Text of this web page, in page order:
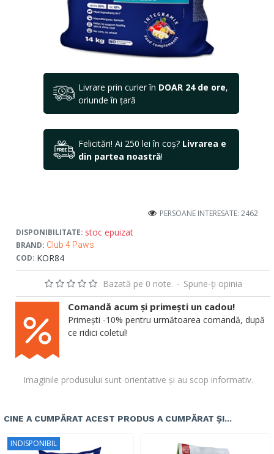
Livrare prin curier în DOAR 24 de ore,
oriunde în țară
Felicitări! Ai 250 lei în coș? Livrarea e
din partea noastră!
DISPONIBILITATE: stoc epuizat
BRAND: Club 4 Paws
COD: KOR84
PERSOANE INTERESATE: 2462
Bazată pe 0 note. - Spune-ţi opinia
Imaginile produsului sunt orientative și au scop informativ.
Comandă acum și primești un cadou!
Primești -10% pentru următoarea comandă, după
ce ridici coletul!
CINE A CUMPĂRAT ACEST PRODUS A CUMPĂRAT ȘI...
INDISPONIBIL